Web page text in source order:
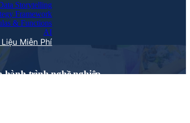
Storytelling
Framework
& Functions
AI
Liệu Miễn Phí
hành trình nghề nghiệp.